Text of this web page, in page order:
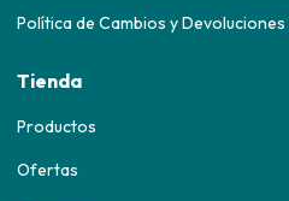
Política de Cambios y Devoluciones
Tienda
Productos
Ofertas